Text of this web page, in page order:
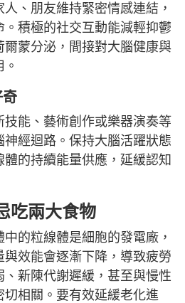
、朋友維持緊密情感連結，
。積極的社交互動能減輕抑鬱
蒙分泌，間接對大腦健康與
奇
能、藝術創作或樂器演奏等
經迴路。保持大腦活躍狀態
的持續能量供應，延緩認知
吃兩大食物
的粒線體是細胞的發電廠，
與效能會逐漸下降，導致疲勞
新陳代謝遲緩，甚至與慢性
相關。要有效延緩老化進